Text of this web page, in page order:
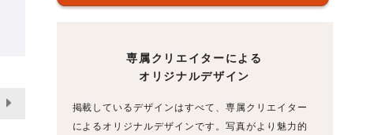
専属クリエイターによる
オリジナルデザイン
掲載しているデザインはすべて、専属クリエイター
によるオリジナルデザインです。写真がより魅力的